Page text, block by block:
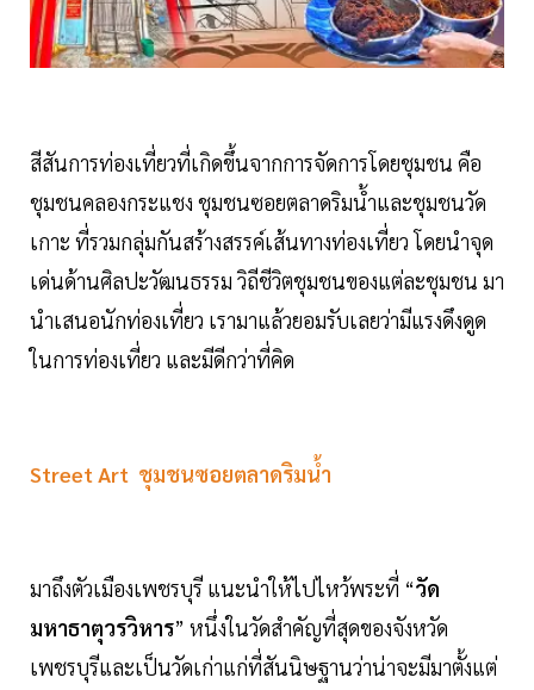
สีสันการท่องเที่ยวที่เกิดขึ้นจากการจัดการโดยชุมชน คือ
ชุมชนคลองกระแชง ชุมชนซอยตลาดริมน้ำและชุมชนวัด
เกาะ ที่รวมกลุ่มกันสร้างสรรค์เส้นทางท่องเที่ยว โดยนำจุด
เด่นด้านศิลปะวัฒนธรรม วิถีชีวิตชุมชนของแต่ละชุมชน มา
นำเสนอนักท่องเที่ยว เรามาแล้วยอมรับเลยว่ามีแรงดึงดูด
ในการท่องเที่ยว และมีดีกว่าที่คิด
Street Art ชุมชนซอยตลาดริมน้ำ
มาถึงตัวเมืองเพชรบุรี แนะนำให้ไปไหว้พระที่ “วัด
มหาธาตุวรวิหาร” หนึ่งในวัดสำคัญที่สุดของจังหวัด
เพชรบุรีและเป็นวัดเก่าแก่ที่สันนิษฐานว่าน่าจะมีมาตั้งแต่